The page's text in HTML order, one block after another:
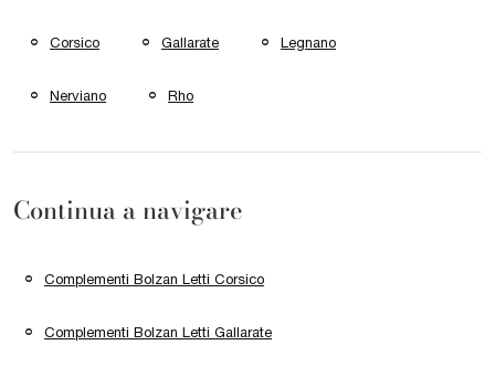
Corsico Gallarate Legnano
Nerviano Rho
Continua a navigare
Complementi Bolzan Letti Corsico
Complementi Bolzan Letti Gallarate